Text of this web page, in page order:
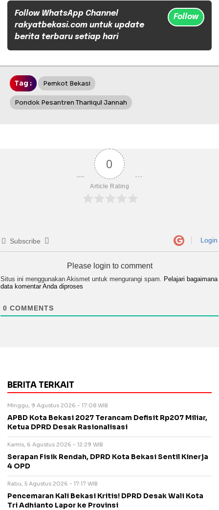
Follow WhatsApp Channel
rakyatbekasi.com untuk update
berita terbaru setiap hari
Follow
Tag : Pemkot Bekasi
Pondok Pesantren Thariiqul Jannah
0
Article Rating
Subscribe Login
Please login to comment
Situs ini menggunakan Akismet untuk mengurangi spam.
Pelajari bagaimana
data komentar Anda diproses
0 COMMENTS
BERITA TERKAIT
Minggu, 9 Agustus 2026 - 17:08 WIB
APBD Kota Bekasi 2027 Terancam Defisit Rp207 Miliar,
Ketua DPRD Desak Rasionalisasi
Kamis, 6 Agustus 2026 - 12:29 WIB
Serapan Fisik Rendah, DPRD Kota Bekasi Sentil Kinerja
4 OPD
Rabu, 5 Agustus 2026 - 17:17 WIB
Pencemaran Kali Bekasi Kritis! DPRD Desak Wali Kota
Tri Adhianto Lapor ke Provinsi